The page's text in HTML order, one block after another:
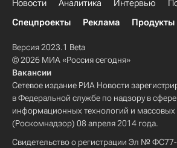
Новости Аналитика Интервью
Спецпроекты
Реклама Продукты
Версия 2023.1 Beta
© 2026 МИА «Россия сегодня»
Вакансии
Сетевое издание РИА Новости
в Федеральной службе по надзору в сфере
информационных технологий и
(Роскомнадзор) 08 апреля 2014 года.
Свидетельство о регистрации Эл №